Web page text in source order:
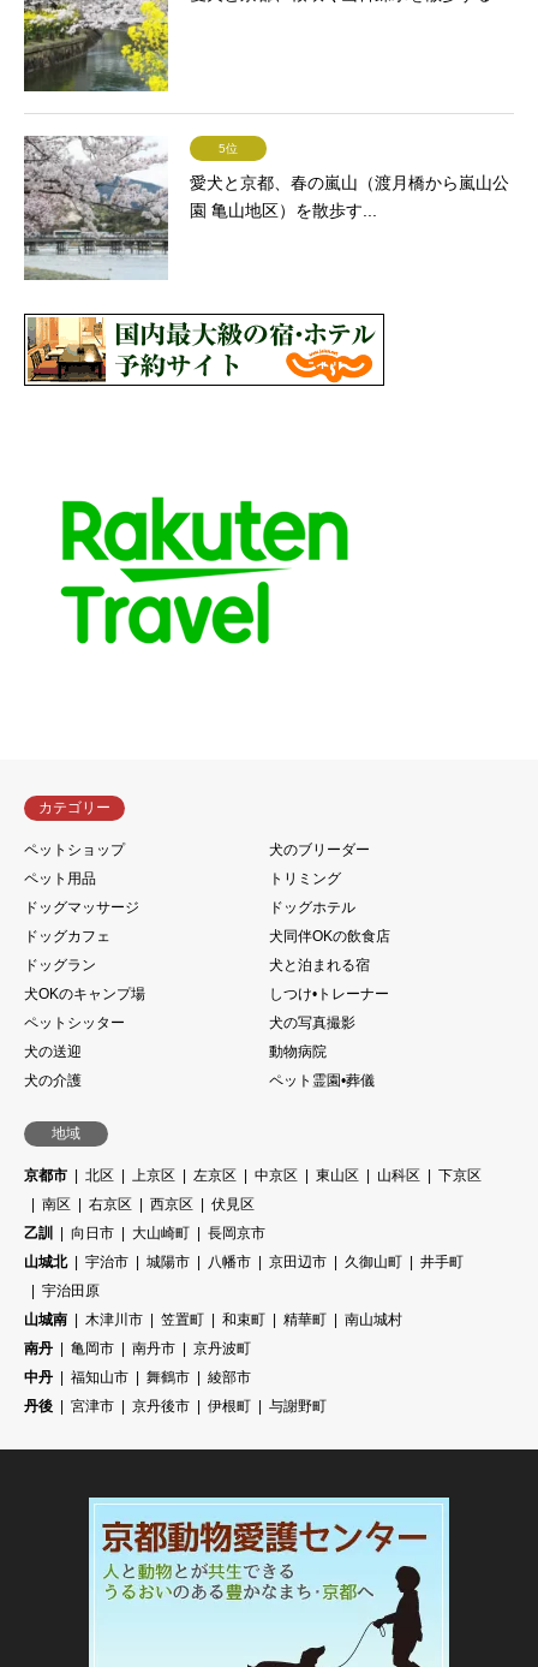
5位
愛犬と京都、春の嵐山（渡月橋から嵐山公
園 亀山地区）を散歩す...
カテゴリー
ペットショップ
犬のブリーダー
ペット用品
トリミング
ドッグマッサージ
ドッグホテル
ドッグカフェ
犬同伴OKの飲食店
ドッグラン
犬と泊まれる宿
犬OKのキャンプ場
しつけ•トレーナー
ペットシッター
犬の写真撮影
犬の送迎
動物病院
犬の介護
ペット霊園•葬儀
地域
京都市 北区 上京区 左京区 中京区 東山区 山科区
下京区
南区
右京区 西京区
伏見区
乙訓
向日市 大山崎町
長岡京市
山城北
宇治市 城陽市 八幡市 京田辺市 久御山町
井手町
宇治田原
山城南
木津川市 笠置町 和束町 精華町
南山城村
南丹
亀岡市 南丹市
京丹波町
中丹
福知山市 舞鶴市
綾部市
丹後
宮津市 京丹後市 伊根町 与謝野町